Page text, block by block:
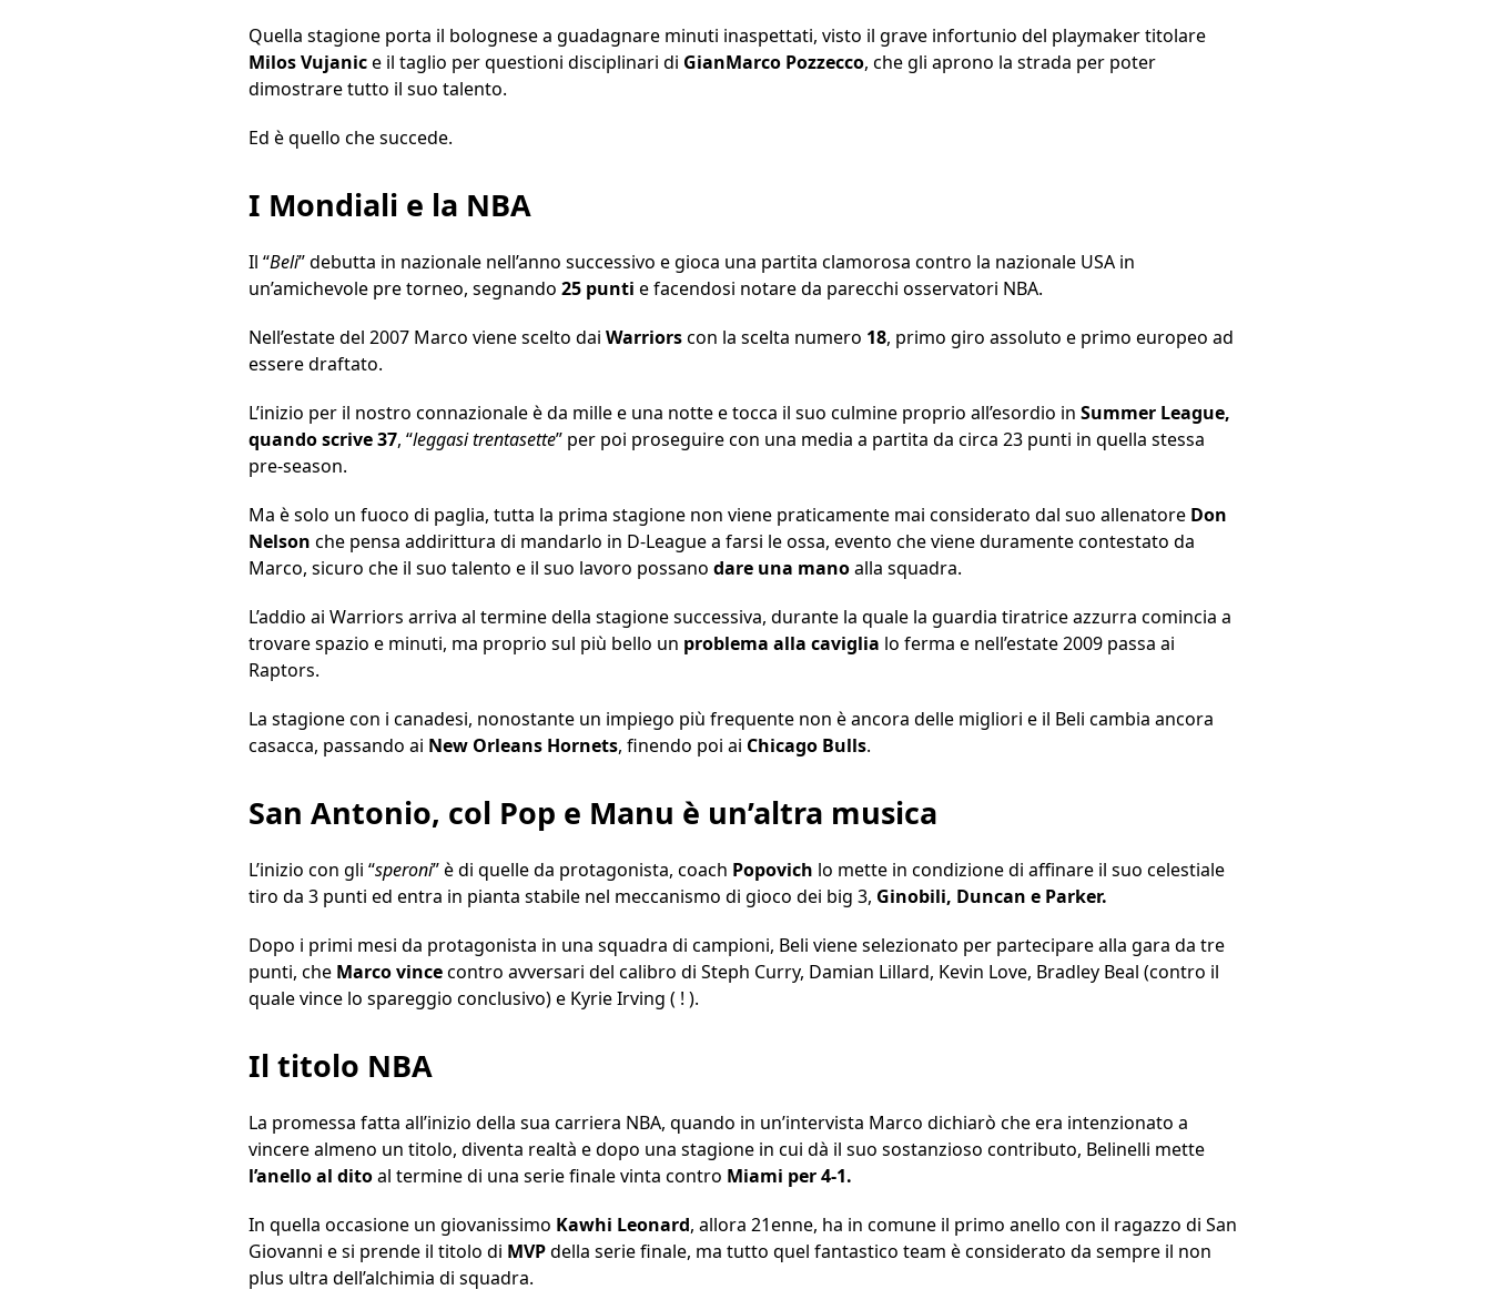
Quella stagione porta il bolognese a guadagnare minuti inaspettati, visto il grave infortunio del playmaker titolare
MilosVujanice il taglio per questioni disciplinari di GianMarco Pozzecco, che gli aprono la strada per poter
dimostrare tutto il suo talento.
Ed è quello che succede.
I Mondiali e la NBA
Il “Beli” debutta in nazionale nell’anno successivo e gioca una partita clamorosa contro la nazionale USA in
un’amichevole pre torneo, segnando 25 punti e facendosi notare da parecchi osservatori NBA.
Nell’estate del 2007 Marco viene scelto dai Warriorscon la scelta numero 18, primo giro assoluto e primo europeo ad
essere draftato.
L’inizio per il nostro connazionale è da mille e una notte e tocca il suo culmine proprio all’esordio in Summer League,
quando scrive 37, “leggasitrentasette” per poi proseguire con una media a partita da circa 23 punti in quella stessa
pre-season.
Ma è solo un fuoco di paglia, tutta la prima stagione non viene praticamente mai considerato dal suo allenatore Don
Nelson che pensa addirittura di mandarlo in D-League a farsi le ossa, evento che viene duramente contestato da
Marco, sicuro che il suo talento e il suo lavoro possano dare una manoalla squadra.
L’addio ai Warriors arriva al termine della stagione successiva, durante la quale la guardia tiratrice azzurra comincia a
trovare spazio e minuti, ma proprio sul più bello un problema alla caviglia lo ferma e nell’estate 2009 passa ai
Raptors.
La stagione con i canadesi, nonostante un impiego più frequente non è ancora delle migliori e il Beli cambia ancora
casacca, passando ai New Orleans Hornets, finendo poi ai Chicago Bulls.
San Antonio, col Pop e Manu è un’altra musica
L’inizio con gli “speroni” è di quelle da protagonista, coach Popovich lo mette in condizione di affinare il suo celestiale
tiro da 3 punti ed entra in pianta stabile nel meccanismo di gioco dei big 3, Ginobili, Duncan e Parker.
Dopo i primi mesi da protagonista in una squadra di campioni, Beli viene selezionato per partecipare alla gara da tre
punti, che Marco vincecontro avversari del calibro di Steph Curry, Damian Lillard, Kevin Love, Bradley Beal (contro il
quale vince lo spareggio conclusivo) e Kyrie Irving ( ! ).
Il titolo NBA
La promessa fatta all’inizio della sua carriera NBA, quando in un’intervista Marco dichiarò che era intenzionato a
vincere almeno un titolo, diventa realtà e dopo una stagione in cui dà il suo sostanzioso contributo, Belinelli mette
l’anello al ditoal termine di una serie finale vinta contro Miami per 4-1.
In quella occasione un giovanissimo Kawhi Leonard, allora 21enne, ha in comune il primo anello con il ragazzo di San
Giovanni e si prende il titolo di MVPdella serie finale, ma tutto quel fantastico team è considerato da sempre il non
plus ultra dell’alchimia di squadra.